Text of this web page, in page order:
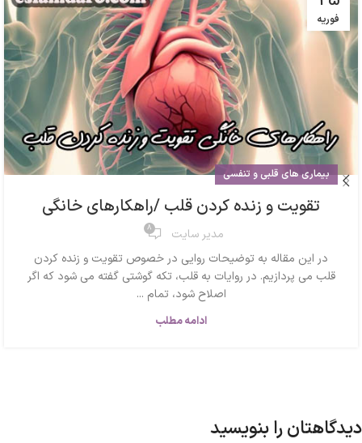
فوریه
بیماری های قلبی و تنفسی
تقویت و زنده کردن قلب /راهکارهای خانگی
مدیر سایت 8
در این مقاله به توضیحات روایی در خصوص تقویت و زنده کردن
قلب می پردازیم. در روایات به قلب، تکه گوشتی گفته می شود که اگر
اصلاح شود، تمام ...
ادامه مطلب
دیدگاهتان را بنویسید